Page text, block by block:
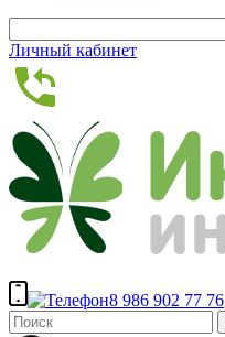
Личный кабинет
8 986 902 77 76